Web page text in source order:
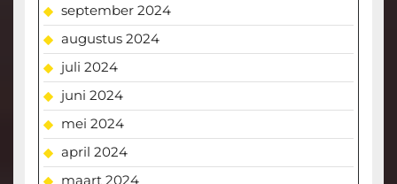
september 2024
augustus 2024
juli 2024
juni 2024
mei 2024
april 2024
maart 2024